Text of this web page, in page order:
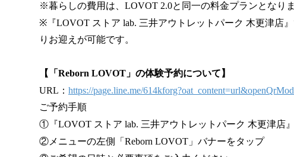
※暮らしの費用は、LOVOT 2.0と同一の料金プランとなりま
※『LOVOT ストア lab. 三井アウトレットパーク 木更津店
りお迎えが可能です。
【「Reborn LOVOT」の体験予約について】
URL： https://page.line.me/
ご予約手順
①『LOVOT ストア lab. 三井アウトレットパーク 木更津店
②メニューの左側「Reborn LOVOT」バナーをタップ